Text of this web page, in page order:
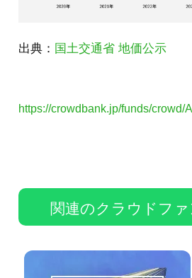
出典： 国土交通省 地価公示
https://crowdbank.jp/funds/crowd/
関連のクラウドフ